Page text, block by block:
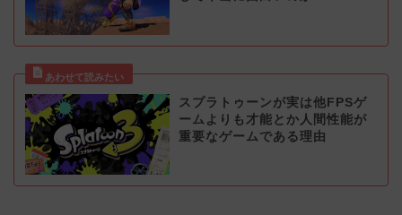
スプラトゥーンが実は他FPSゲ
ームよりも才能とか人間性能が
重要なゲームである理由